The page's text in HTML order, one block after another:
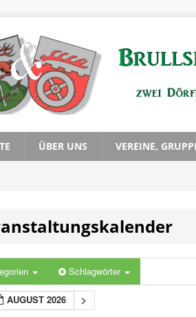
ÜBER UNS VEREINE,
Schlagwörter
AUGUST 2026